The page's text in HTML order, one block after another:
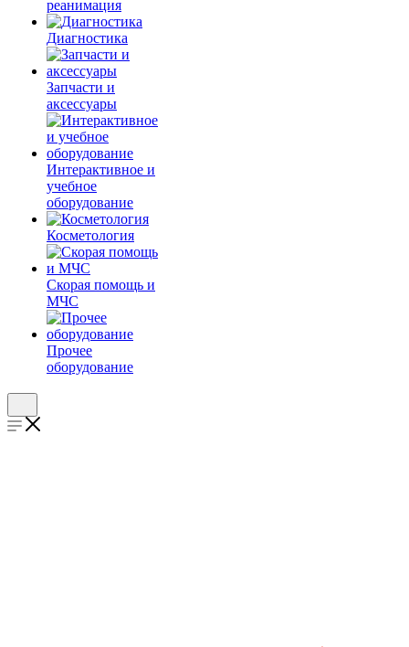
реанимация
Диагностика
Запчасти и
аксессуары
Интерактивное и
учебное
оборудование
Косметология
Скорая помощь и
МЧС
Прочее
оборудование